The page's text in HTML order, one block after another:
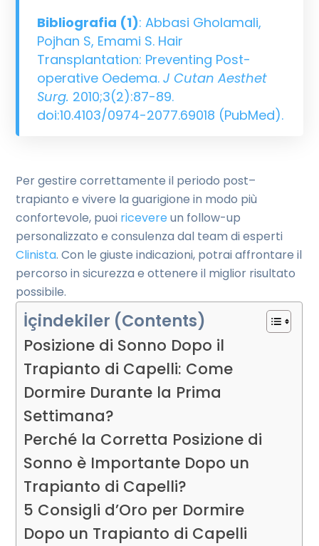
Bibliografia (1): Abbasi Gholamali,
Pojhan S, Emami S. Hair
Transplantation: Preventing Post-
operative Oedema. J Cutan Aesthet
Surg. 2010;3(2):87-89.
doi:10.4103/0974-2077.69018 (PubMed).
Per gestire correttamente il periodo post–
trapianto e vivere la guarigione in modo più
confortevole, puoi ricevereun follow-up
personalizzato e consulenza dal team di esperti
Clinista. Con le giuste indicazioni, potrai affrontare il
percorso in sicurezza e ottenere il miglior risultato
possibile.
İçindekiler (Contents)
Posizione di Sonno Dopo il
Trapianto di Capelli: Come
Dormire Durante la Prima
Settimana?
Perché la Corretta Posizione di
Sonno è Importante Dopo un
Trapianto di Capelli?
5 Consigli d’Oro per Dormire
Dopo un Trapianto di Capelli